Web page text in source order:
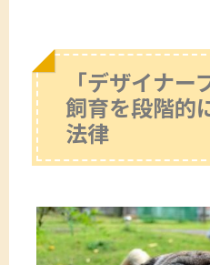
「デザイナ
飼育を段階的
法律